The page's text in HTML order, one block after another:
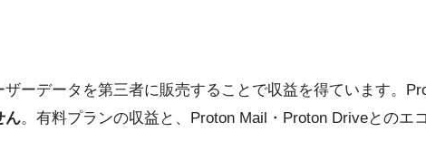
ーデータを第三者に販売することで収益を得ています。
ん。有料プランの収益と、Proton Mail・Proton Driveとのエ